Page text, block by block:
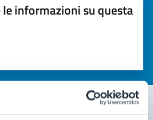
informazioni su questa
(da 1 a 5 stelle)
per valutare la chiarezza delle
su 5
su 5
5